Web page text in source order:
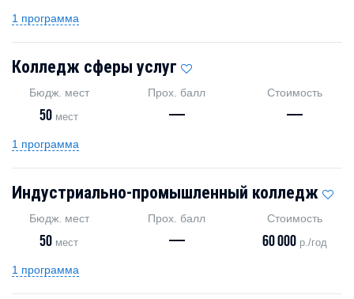
1 программа
Колледж сферы услуг
Бюдж. мест
50 мест
Прох. балл
—
Стоимость
—
1 программа
Индустриально-промышленный колледж
Бюдж. мест
50 мест
Прох. балл
—
Стоимость
60 000 р./год
1 программа